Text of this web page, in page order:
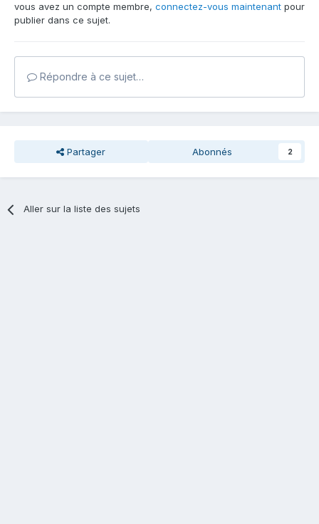
vous avez un compte membre, connectez-vous maintenant pour
publier dans ce sujet.
Répondre à ce sujet…
Partager Abonnés 2
Aller sur la liste des sujets